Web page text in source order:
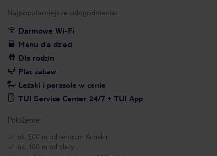
Najpopularniejsze udogodnienia:
Darmowe Wi-Fi
Menu dla dzieci
Dla rodzin
Plac zabaw
Leżaki i parasole w cenie
TUI Service Center 24/7 + TUI App
Położenie:
ok. 500 m od centrum Konakli
ok. 100 m od plaży